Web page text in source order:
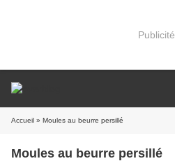
Publicité
Accueil » Moules au beurre persillé
Moules au beurre persillé